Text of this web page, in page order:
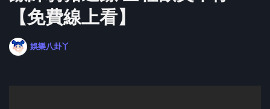
【免費線上看】
娛樂八卦丫